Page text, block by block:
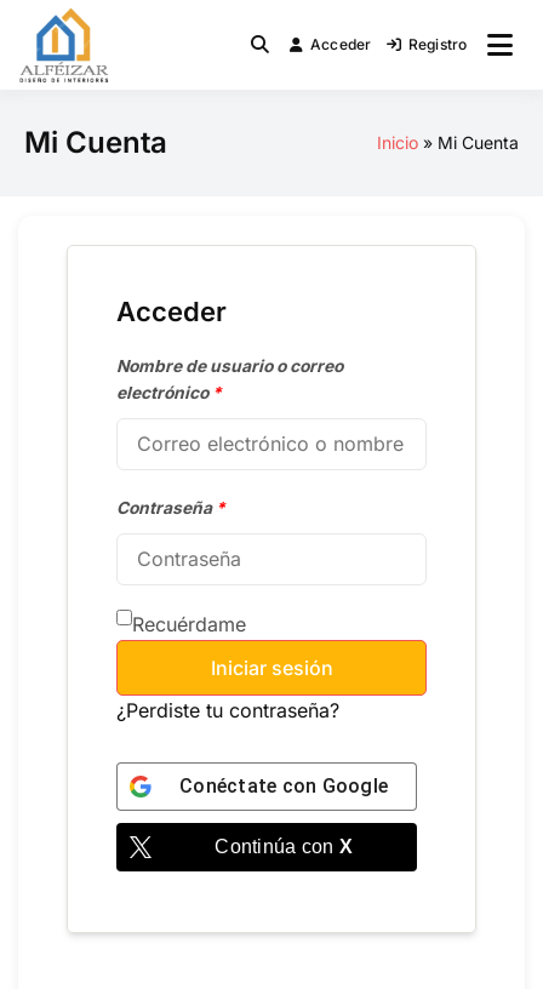
Saltar
contenido
Diseño de Interiores
Acceder Registro
Mi Cuenta Inicio Mi Cuenta
Acceder
Nombre de usuario o correo
electrónico *
Contraseña *
Recuérdame
Iniciar sesión
¿Perdiste tu contraseña?
Conéctate con Google
Continúa con X